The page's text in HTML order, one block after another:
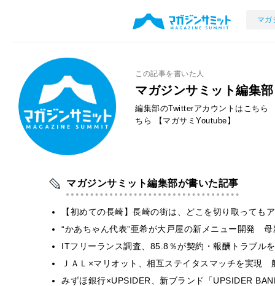
マガ
この記事を書いた人
マガジンサミット編集部
編集部のTwitterアカウントはこちら
ちら
【マガサミYoutube】
マガジンサミット編集部が書いた記事
【初めての長崎】長崎の街は、どこを切り取って
“かあちゃん代表”亜希が大戸屋の新メニュー開発
ITフリーランス調査、85.8％が契約・報酬トラブ
ＪＡＬ×マリオット、相互ステイタスマッチを実
みずほ銀行×UPSIDER、新ブランド「UPSIDER